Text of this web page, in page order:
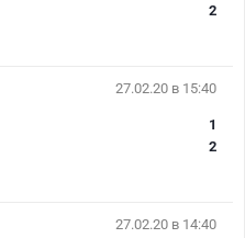
2
27.02.20 в 15:40
1
2
27.02.20 в 14:40